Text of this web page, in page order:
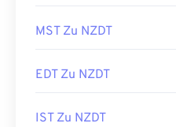
MST Zu NZDT
EDT Zu NZDT
IST Zu NZDT